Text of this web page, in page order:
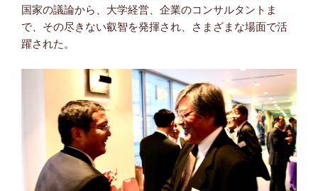
国家の議論から、大学経営、企業のコンサルタントま
で、その尽きない叡智を発揮され、さまざまな場面で活
躍された。